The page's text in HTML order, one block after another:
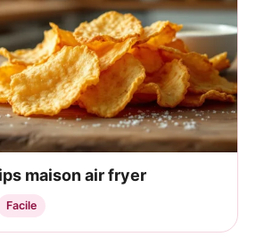
maison air fryer
Facile